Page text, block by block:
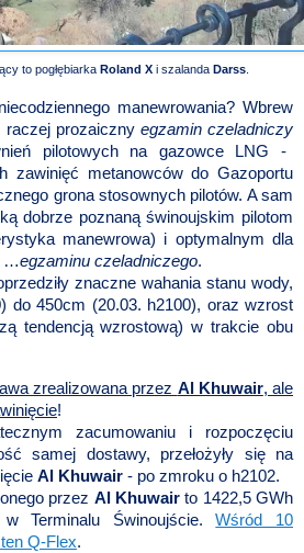
to pogłębiarka Roland Xi szalanda Darss.
manewrowania? Wbrew
raczej prozaiczny egzamin czeladniczy
pilotowych na gazowce LNG -
zawinięć metanowców do Gazoportu
grona stosownych pilotów. A sam
dobrze poznaną świnoujskim pilotom
manewrowa) i optymalnym dla
…egzaminu czeladniczego.
znaczne wahania stanu wody,
do 450cm (20.03. h2100), oraz wzrost
tendencją wzrostową) w trakcie obu
zrealizowana przez Al Khuwair, ale
!
zacumowaniu i rozpoczęciu
samej dostawy, przełożyły się na
Al Khuwair - po zmroku o h2102.
przez Al Khuwair to 1422,5 GWh
Terminalu Świnoujście.Wśród 10
Q-Flex.